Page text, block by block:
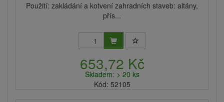
Použití: zakládání a kotvení zahradních staveb: altány,
přís...
653,72 Kč
Skladem: > 20 ks
Kód: 52105